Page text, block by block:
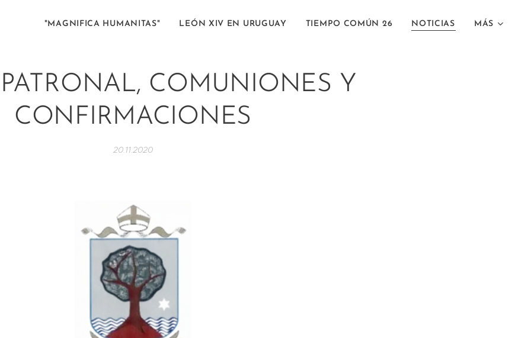
"MAGNIFICA HUMANITAS" LEÓN XIV EN URUGUAY TIEMPO COMÚN 26 NOTICIAS MÁS
COMUNIONES Y
CONFIRMACIONES
20.11.2020